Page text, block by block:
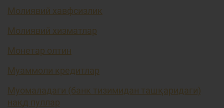
Молиявий хавфсизлик
Молиявий хизматлар
Монетар олтин
Муаммоли кредитлар
Муомаладаги (банк тизимидан ташқаридаги)
нақд пуллар